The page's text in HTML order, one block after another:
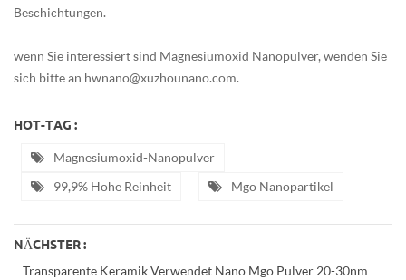
Beschichtungen.
wenn Sie interessiert sind Magnesiumoxid Nanopulver, wenden Sie
sich bitte an hwnano@xuzhounano.com.
HOT-TAG :
Magnesiumoxid-Nanopulver
99,9% Hohe Reinheit
Mgo Nanopartikel
NÄCHSTER :
Transparente Keramik Verwendet Nano Mgo Pulver 20-30nm